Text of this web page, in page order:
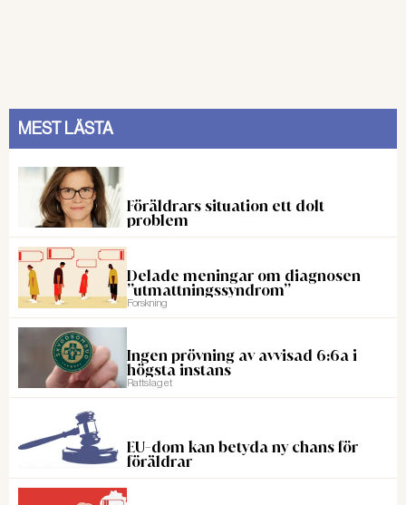
MEST LÄSTA
Föräldrars situation ett dolt
problem
Delade meningar om diagnosen
”utmattningssyndrom”
Forskning
Ingen prövning av avvisad 6:6a i
högsta instans
Rattslaget
EU-dom kan betyda ny chans för
föräldrar